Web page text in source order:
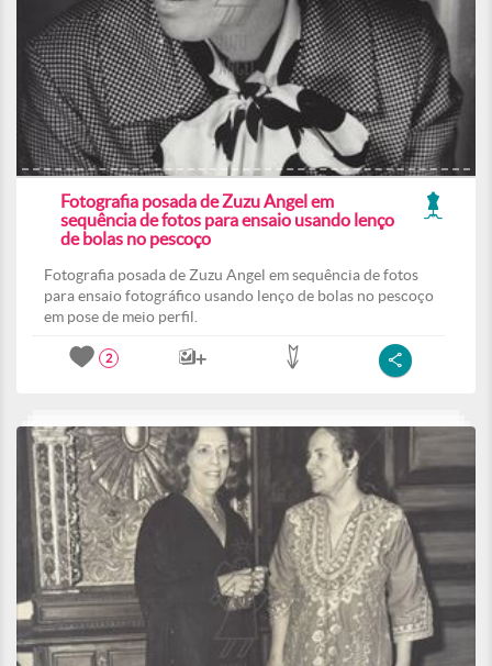
Fotografia posada de Zuzu Angel em
sequência de fotos para ensaio usando lenço
de bolas no pescoço
Fotografia posada de Zuzu Angel em sequência de fotos
para ensaio fotográfico usando lenço de bolas no pescoço
em pose de meio perfil.
2